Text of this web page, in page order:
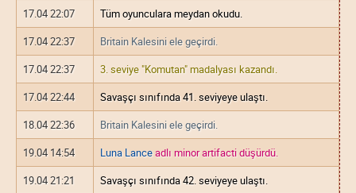
17.04 22:07
Tüm oyunculara meydan okudu.
17.04 22:37
Britain Kalesini ele geçirdi.
17.04 22:37
3. seviye "Komutan" madalyası kazandı.
17.04 22:44
Savaşçı sınıfında 41. seviyeye ulaştı.
18.04 22:36
Britain Kalesini ele geçirdi.
19.04 14:54
Luna Lanceadlı minor artifacti düşürdü.
19.04 21:21
Savaşçı sınıfında 42. seviyeye ulaştı.